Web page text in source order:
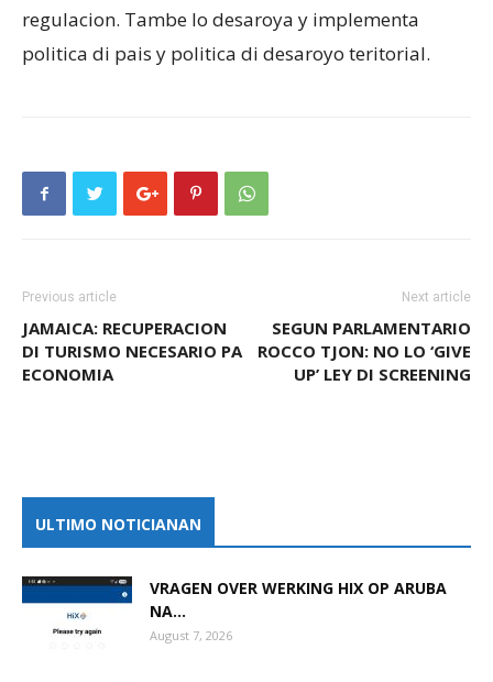
regulacion. Tambe lo desaroya y implementa
politica di pais y politica di desaroyo teritorial.
Previous article
JAMAICA: RECUPERACION
DI TURISMO NECESARIO PA
ECONOMIA
Next article
SEGUN PARLAMENTARIO
ROCCO TJON: NO LO ‘GIVE
UP’ LEY DI SCREENING
ULTIMO NOTICIANAN
VRAGEN OVER WERKING HIX OP ARUBA
NA...
August 7, 2026